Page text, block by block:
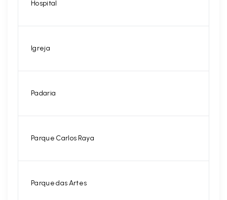
Hospital
Igreja
Padaria
Parque Carlos Raya
Parque das Artes